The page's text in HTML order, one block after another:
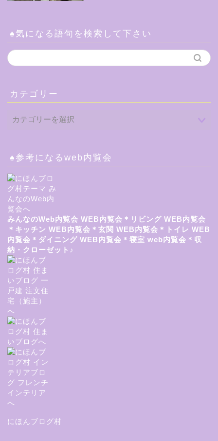
♠気になる語句を検索して下さい
カテゴリー
♠参考になるweb内覧会
みんなのWeb内覧会 WEB内覧会＊リビング WEB内覧会
＊キッチン WEB内覧会＊玄関 WEB内覧会＊トイレ WEB
内覧会＊ダイニング WEB内覧会＊寝室 web内覧会＊収
納・クローゼット♪
にほんブログ村